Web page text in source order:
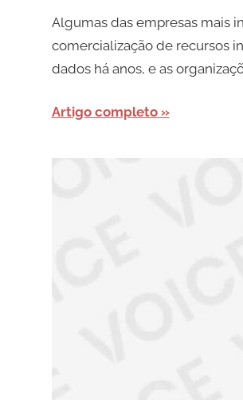
Algumas das empresas mais
comercialização de recursos
dados há anos, e as
Artigo completo